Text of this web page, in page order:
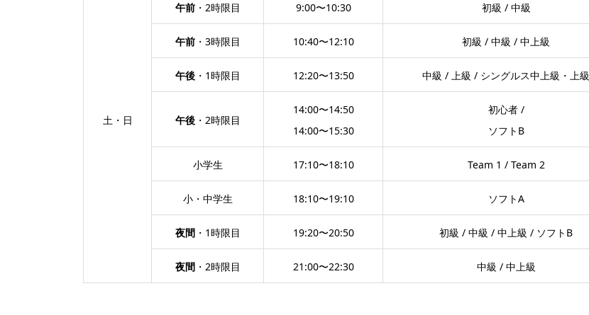
土・日
午前・2時限目 9:00〜10:30 初級 / 中級
午前・3時限目 10:40〜12:10 初級 / 中級 / 中上級
午後・1時限目 12:20〜13:50 中級 / 上級 / シングルス中上級・上級
午後・2時限目
14:00〜14:50
14:00〜15:30
初心者 /
ソフトB
小学生 17:10〜18:10 Team 1 / Team 2
小・中学生 18:10〜19:10 ソフトA
夜間・1時限目 19:20〜20:50 初級 / 中級 / 中上級 / ソフトB
夜間・2時限目 21:00〜22:30 中級 / 中上級